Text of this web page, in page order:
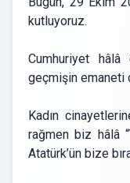
kutluyoruz.
Cumhuriyet
geçmişin emaneti
Kadın
rağmen biz hâlâ
Atatürk’ün bize